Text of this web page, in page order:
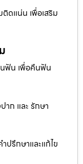
ดแน่น เพื่อเสริม
ฟัน เพื่อคืนฟัน
ก และ รักษา
ปรึกษาและแก้ไข